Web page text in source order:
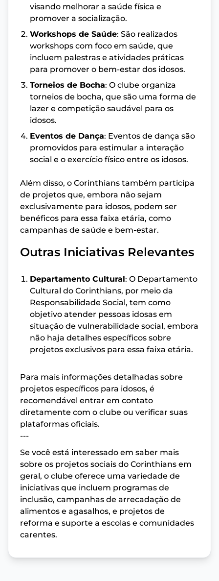
visando melhorar a saúde física e
promover a socialização.
Workshops de Saúde: São realizados
workshops com foco em saúde, que
incluem palestras e atividades práticas
para promover o bem-estar dos idosos.
Torneios de Bocha: O clube organiza
torneios de bocha, que são uma forma de
lazer e competição saudável para os
idosos.
Eventos de Dança: Eventos de dança são
promovidos para estimular a interação
social e o exercício físico entre os idosos.
Além disso, o Corinthians também participa
de projetos que, embora não sejam
exclusivamente para idosos, podem ser
benéficos para essa faixa etária, como
campanhas de saúde e bem-estar.
Outras Iniciativas Relevantes
Departamento Cultural: O Departamento
Cultural do Corinthians, por meio da
Responsabilidade Social, tem como
objetivo atender pessoas idosas em
situação de vulnerabilidade social, embora
não haja detalhes específicos sobre
projetos exclusivos para essa faixa etária.
Para mais informações detalhadas sobre
projetos específicos para idosos, é
recomendável entrar em contato
diretamente com o clube ou verificar suas
plataformas oficiais.
---
Se você está interessado em saber mais
sobre os projetos sociais do Corinthians em
geral, o clube oferece uma variedade de
iniciativas que incluem programas de
inclusão, campanhas de arrecadação de
alimentos e agasalhos, e projetos de
reforma e suporte a escolas e comunidades
carentes.